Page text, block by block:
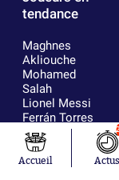
tendance
Maghnes
Akliouche
Mohamed
Salah
Lionel Messi
Ferrán Torres
Kilian Corredor
Franco
Mastantuono
Accueil Actus